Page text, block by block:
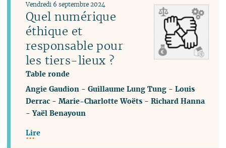
Quel numérique
éthique et
responsable pour
les tiers-lieux ?
Table ronde
Vendredi 6 septembre 2024
Angie Gaudion -Guillaume Lung Tung -Louis
Derrac -Marie-Charlotte Woëts -Richard Hanna
-Yaël Benayoun
Lire